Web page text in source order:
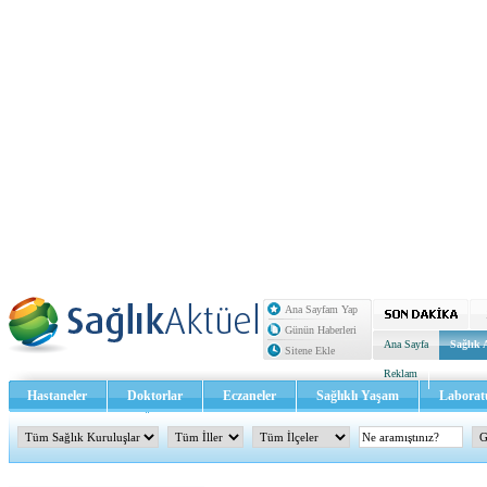
Ana Sayfam Yap
Günün Haberleri
Sitene Ekle
Ana Sayfa Sağlık
Reklam
Hastaneler Doktorlar Eczaneler Sağlıklı Yaşam
Sağlık TV - Video İletişim